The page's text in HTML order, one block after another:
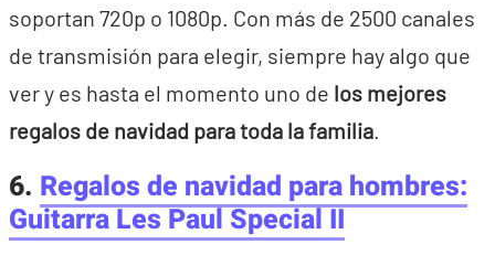
soportan 720p o 1080p. Con más de 2500 canales
de transmisión para elegir, siempre hay algo que
ver y es hasta el momento uno de los mejores
regalos de navidad para toda la familia.
6. Regalos de navidad para hombres:
Guitarra Les Paul Special II